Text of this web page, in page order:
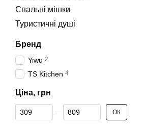
Спальні мішки
Туристичні душі
Бренд
Yiwu 2
TS Kitchen 4
Ціна, грн
Від Ціна, грн
До Ціна, грн ОК